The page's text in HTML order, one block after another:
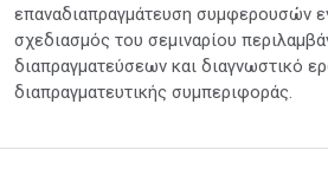
επαναδιαπραγμάτευση συμφερουσών
σχεδιασμός του σεμιναρίου
διαπραγματεύσεων και διαγνωστικό
διαπραγματευτικής συμπεριφοράς.